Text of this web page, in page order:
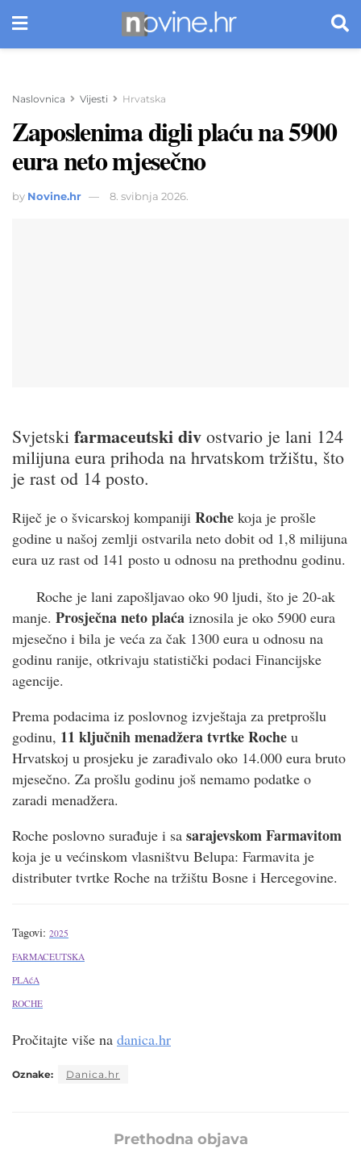
Naslovnica Vijesti Hrvatska
Zaposlenima digli plaću na 5900
eura neto mjesečno
by Novine.hr 8. svibnja 2026.
Svjetski farmaceutski div ostvario je lani 124
milijuna eura prihoda na hrvatskom tržištu, što
je rast od 14 posto.
Riječ je o švicarskoj kompaniji Roche koja je prošle
godine u našoj zemlji ostvarila neto dobit od 1,8 milijuna
eura uz rast od 141 posto u odnosu na prethodnu godinu.
Roche je lani zapošljavao oko 90 ljudi, što je 20-ak
manje. Prosječna neto plaća iznosila je oko 5900 eura
mjesečno i bila je veća za čak 1300 eura u odnosu na
godinu ranije, otkrivaju statistički podaci Financijske
agencije.
Prema podacima iz poslovnog izvještaja za pretprošlu
godinu, 11 ključnih menadžera tvrtke Roche u
Hrvatskoj u prosjeku je zarađivalo oko 14.000 eura bruto
mjesečno. Za prošlu godinu još nemamo podatke o
zaradi menadžera.
Roche poslovno surađuje i sa sarajevskom Farmavitom
koja je u većinskom vlasništvu Belupa: Farmavita je
distributer tvrtke Roche na tržištu Bosne i Hercegovine.
Tagovi: 2025
FARMACEUTSKA
PLAćA
ROCHE
Pročitajte više na danica.hr
Oznake: Danica.hr
Prethodna objava